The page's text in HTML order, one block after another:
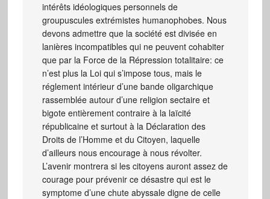
intérêts idéologiques personnels de
groupuscules extrémistes humanophobes. Nous
devons admettre que la société est divisée en
lanières incompatibles qui ne peuvent cohabiter
que par la Force de la Répression totalitaire: ce
n’est plus la Loi qui s’impose tous, mais le
réglement intérieur d’une bande oligarchique
rassemblée autour d’une religion sectaire et
bigote entièrement contraire à la laïcité
républicaine et surtout à la Déclaration des
Droits de l’Homme et du Citoyen, laquelle
d’ailleurs nous encourage à nous révolter.
L’avenir montrera si les citoyens auront assez de
courage pour prévenir ce désastre qui est le
symptome d’une chute abyssale digne de celle